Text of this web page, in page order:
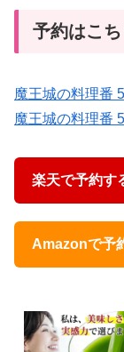
予約はこ
魔王城の料理番
魔王城の料理番
楽天で予約す
Amazonで予